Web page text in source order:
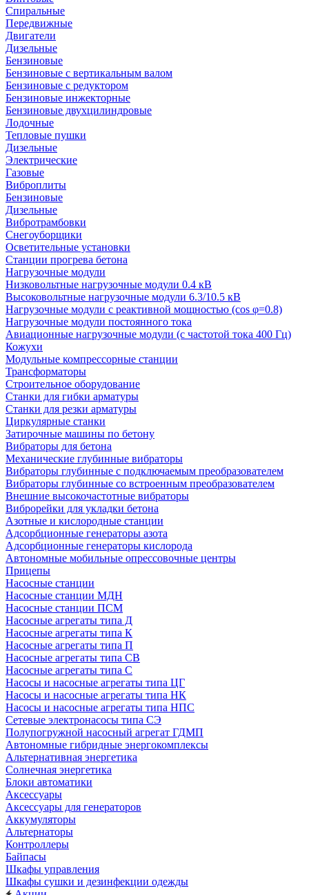
Спиральные
Передвижные
Двигатели
Дизельные
Бензиновые
Бензиновые с вертикальным валом
Бензиновые с редуктором
Бензиновые инжекторные
Бензиновые двухцилиндровые
Лодочные
Тепловые пушки
Дизельные
Электрические
Газовые
Виброплиты
Бензиновые
Дизельные
Вибротрамбовки
Снегоуборщики
Осветительные установки
Станции прогрева бетона
Нагрузочные модули
Низковольтные нагрузочные модули 0.4 кВ
Высоковольтные нагрузочные модули 6.3/10.5 кВ
Нагрузочные модули с реактивной мощностью (cos φ=0.8)
Нагрузочные модули постоянного тока
Авиационные нагрузочные модули (с частотой тока 400 Гц)
Кожухи
Модульные компрессорные станции
Трансформаторы
Строительное оборудование
Станки для гибки арматуры
Станки для резки арматуры
Циркулярные станки
Затирочные машины по бетону
Вибраторы для бетона
Механические глубинные вибраторы
Вибраторы глубинные с подключаемым преобразователем
Вибраторы глубинные со встроенным преобразователем
Внешние высокочастотные вибраторы
Виброрейки для укладки бетона
Азотные и кислородные станции
Адсорбционные генераторы азота
Адсорбционные генераторы кислорода
Автономные мобильные опрессовочные центры
Прицепы
Насосные станции
Насосные станции МДН
Насосные станции ПСМ
Насосные агрегаты типа Д
Насосные агрегаты типа К
Насосные агрегаты типа П
Насосные агрегаты типа СВ
Насосные агрегаты типа С
Насосы и насосные агрегаты типа ЦГ
Насосы и насосные агрегаты типа НК
Насосы и насосные агрегаты типа НПС
Сетевые электронасосы типа СЭ
Полупогружной насосный агрегат ГДМП
Автономные гибридные энергокомплексы
Альтернативная энергетика
Солнечная энергетика
Блоки автоматики
Аксессуары
Аксессуары для генераторов
Аккумуляторы
Альтернаторы
Контроллеры
Байпасы
Шкафы управления
Шкафы сушки и дезинфекции одежды